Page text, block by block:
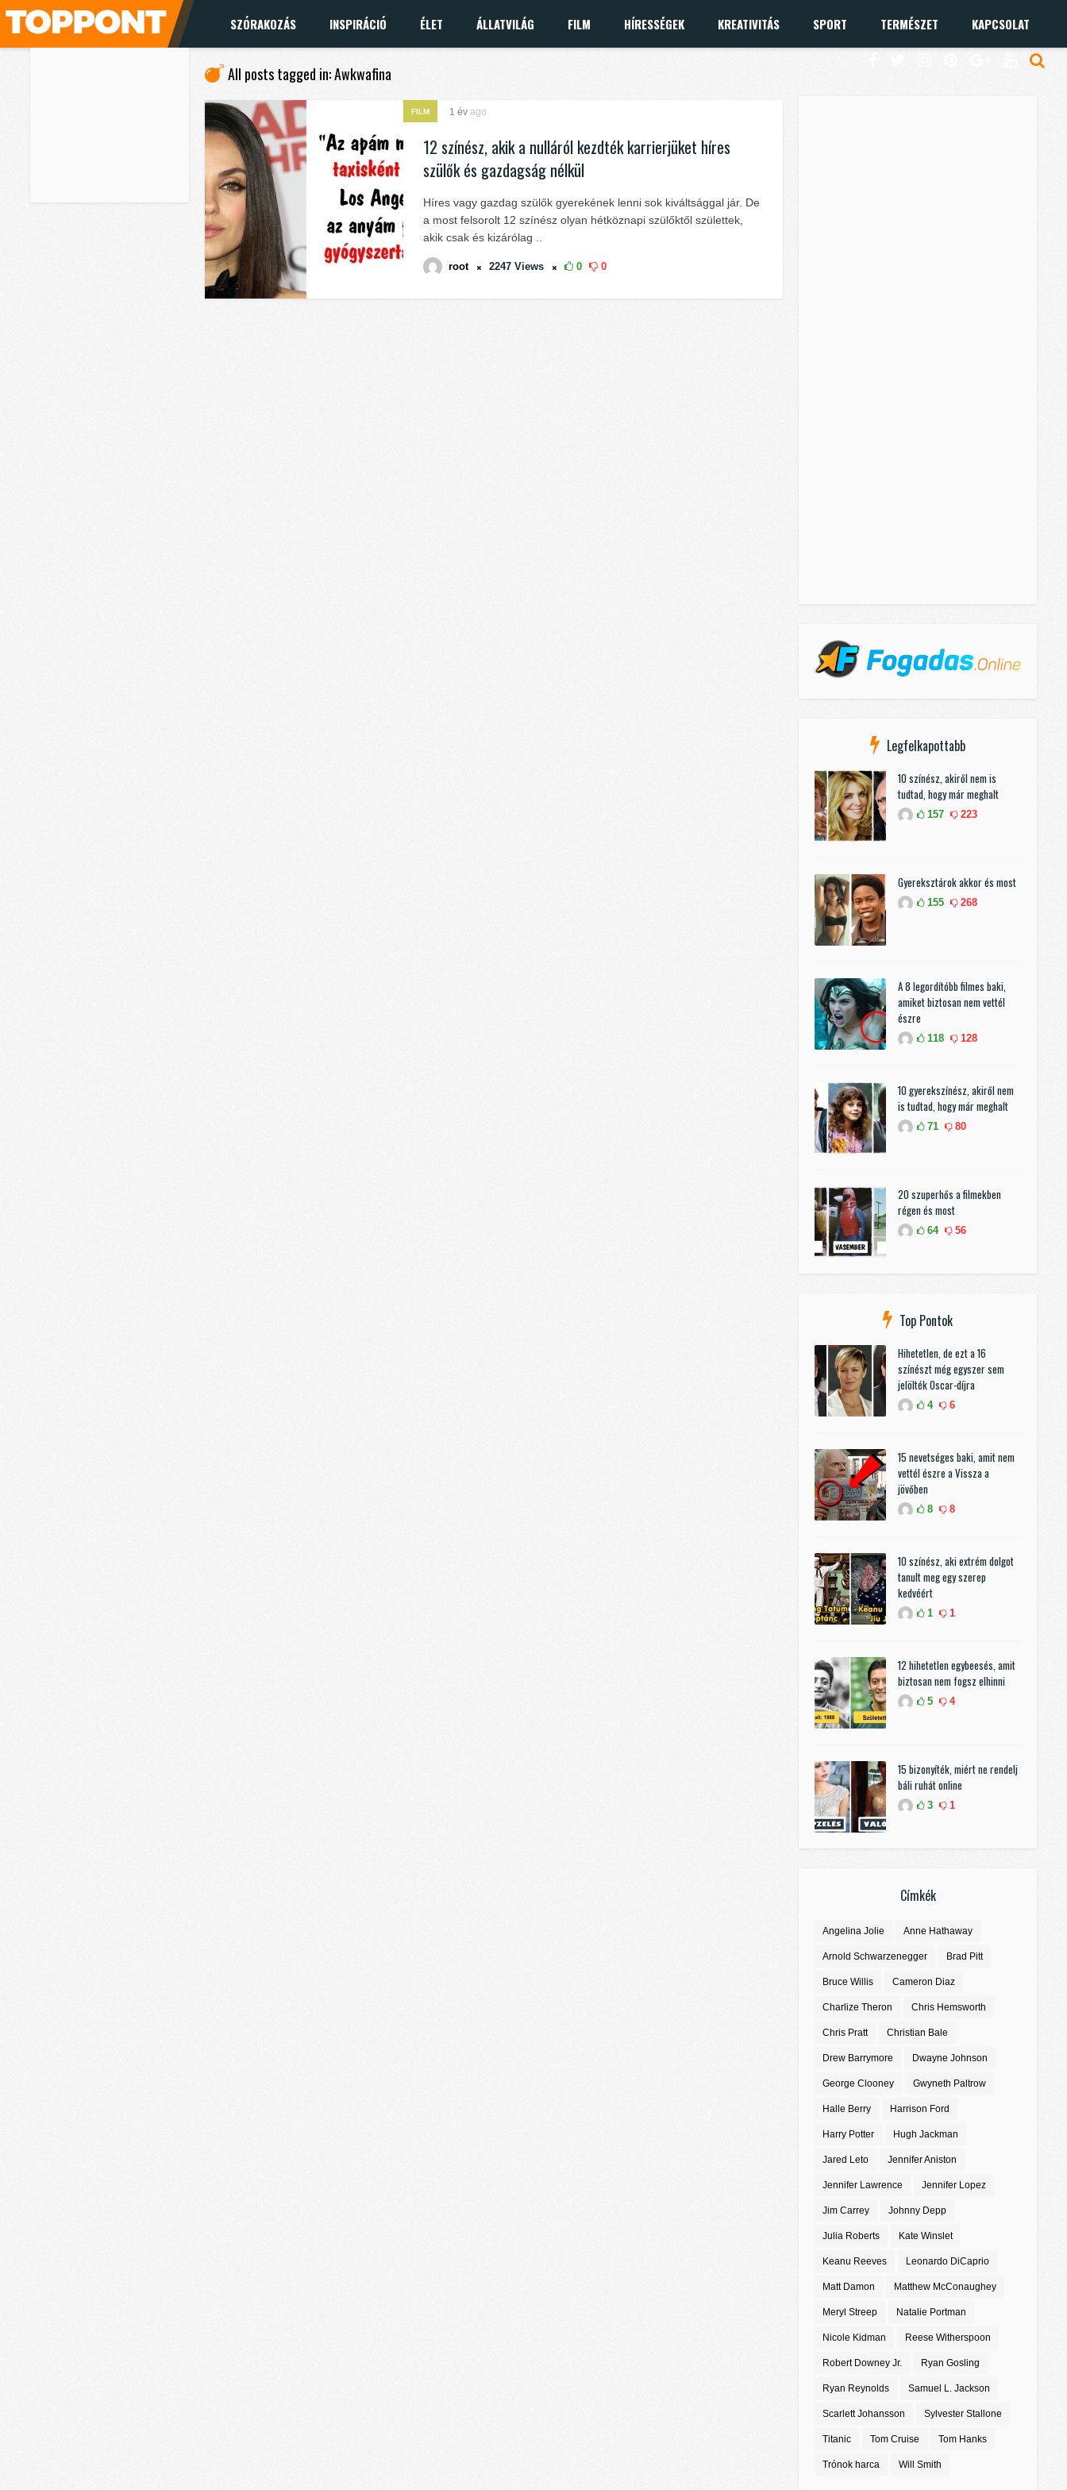
SZÓRAKOZÁS INSPIRÁCIÓ ÉLET ÁLLATVILÁG FILM HÍRESSÉGEK KREATIVITÁS SPORT TERMÉSZET KAPCSOLAT
All posts tagged in: Awkwafina
FILM 1 év ago
12 színész, akik a nulláról kezdték karrierjüket híres
szülők és gazdagság nélkül
Híres vagy gazdag szülők gyerekének lenni sok kiváltsággal jár. De
a most felsorolt 12 színész olyan hétköznapi szülőktől születtek,
akik csak és kizárólag ..
root 2247 Views 0 0
Legfelkapottabb
10 színész, akiről nem is
tudtad, hogy már meghalt
157 223
Gyereksztárok akkor és most
155 268
A 8 legordítóbb filmes baki,
amiket biztosan nem vettél
észre
118 128
10 gyerekszínész, akiről nem
is tudtad, hogy már meghalt
71 80
20 szuperhős a filmekben
régen és most
64 56
Top Pontok
Hihetetlen, de ezt a 16
színészt még egyszer sem
jelölték Oscar-díjra
4 6
15 nevetséges baki, amit nem
vettél észre a Vissza a
jövőben
8 8
10 színész, aki extrém dolgot
tanult meg egy szerep
kedvéért
1 1
12 hihetetlen egybeesés, amit
biztosan nem fogsz elhinni
5 4
15 bizonyíték, miért ne rendelj
báli ruhát online
3 1
Címkék
Angelina Jolie Anne Hathaway
Arnold Schwarzenegger Brad Pitt
Bruce Willis Cameron Diaz
Charlize Theron Chris Hemsworth
Chris Pratt Christian Bale
Drew Barrymore Dwayne Johnson
George Clooney Gwyneth Paltrow
Halle Berry Harrison Ford
Harry Potter Hugh Jackman
Jared Leto Jennifer Aniston
Jennifer Lawrence Jennifer Lopez
Jim Carrey Johnny Depp
Julia Roberts Kate Winslet
Keanu Reeves Leonardo DiCaprio
Matt Damon Matthew McConaughey
Meryl Streep Natalie Portman
Nicole Kidman Reese Witherspoon
Robert Downey Jr. Ryan Gosling
Ryan Reynolds Samuel L. Jackson
Scarlett Johansson Sylvester Stallone
Titanic Tom Cruise Tom Hanks
Trónok harca Will Smith